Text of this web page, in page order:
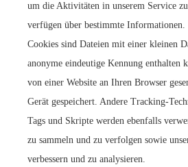
um die Aktivitäten in unserem Service
verfügen über bestimmte Informationen.
Cookies sind Dateien mit einer kleinen
anonyme eindeutige Kennung enthalten
von einer Website an Ihren Browser
Gerät gespeichert. Andere Tracking-
Tags und Skripte werden ebenfalls
zu sammeln und zu verfolgen sowie
verbessern und zu analysieren.